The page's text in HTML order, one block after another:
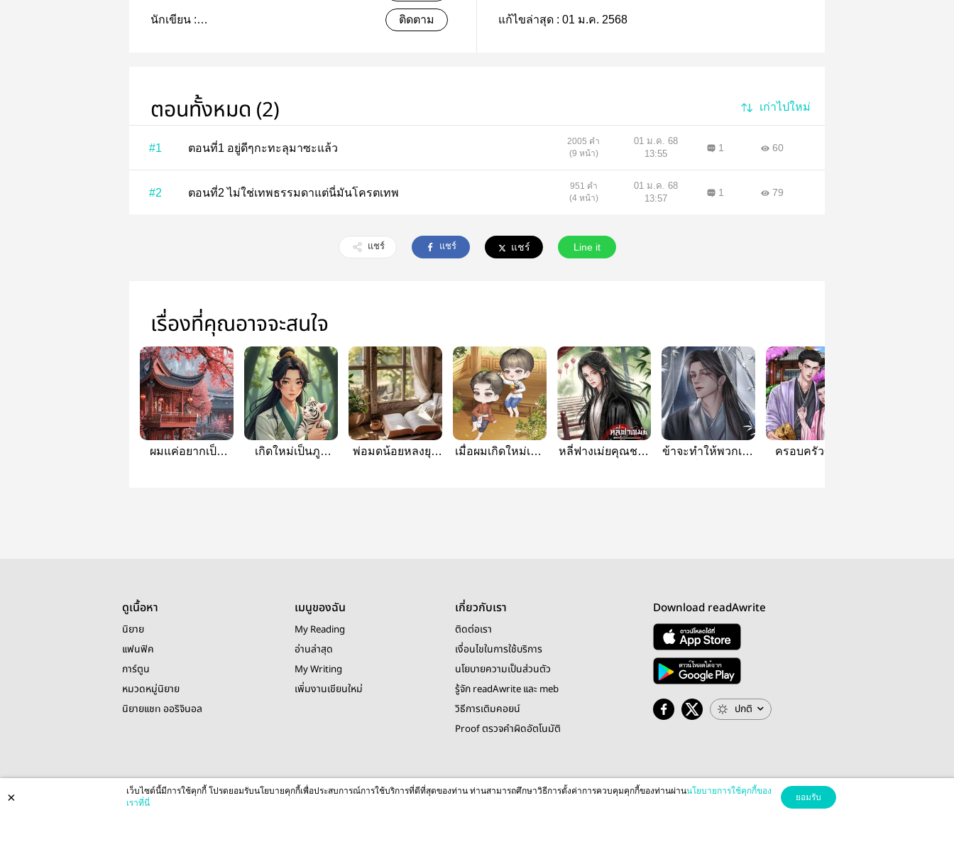
นักเขียน :
ติดตาม แก้ไขล่าสุด : 01 ม.ค. 2568
ตอนทั้งหมด (2) เก่าไปใหม่
#1 ตอนที่1 อยู่ดีๆกะทะลุมาซะแล้ว
2005 คำ
(9 หน้า)
01 ม.ค. 68
13:55
1 60
#2 ตอนที่2 ไม่ใช่เทพธรรมดาแต่นี่มันโครตเทพ
951 คำ
(4 หน้า)
01 ม.ค. 68
13:57
1 79
แชร์ แชร์ แชร์ Line it
เรื่องที่คุณอาจจะสนใจ
ผมแค่อยากเป็น
เกิดใหม่เป็นภูต
พ่อมดน้อยหลงยุค
เมื่อผมเกิดใหม่เป็น
หลี่ฟางเม่ยคุณชาย
ข้าจะทำให้พวกเจ้า
ครอบครัวข้าจะ
ดูเนื้อหา
นิยาย
แฟนฟิค
การ์ตูน
หมวดหมู่นิยาย
นิยายแชท ออริจินอล
เมนูของฉัน
My Reading
อ่านล่าสุด
My Writing
เพิ่มงานเขียนใหม่
เกี่ยวกับเรา
ติดต่อเรา
เงื่อนไขในการใช้บริการ
นโยบายความเป็นส่วนตัว
รู้จัก readAwrite และ meb
วิธีการเติมคอยน์
Proof ตรวจคำผิดอัตโนมัติ
Download readAwrite
ปกติ
© 2026 readAwrite.com by MEB Corporation Public Company Limited
This site is protected by reCAPTCHA and the Google
× เว็บไซต์นี้มีการใช้คุกกี้ โปรดยอมรับนโยบายคุกกี้เพื่อประสบการณ์การใช้บริการที่ดีที่สุดของท่าน ท่านสามารถศึกษาวิธีการตั้งค่าการควบคุมคุกกี้ของท่านผ่านนโยบายการใช้คุกกี้ของ
เราที่นี่
ยอมรับ